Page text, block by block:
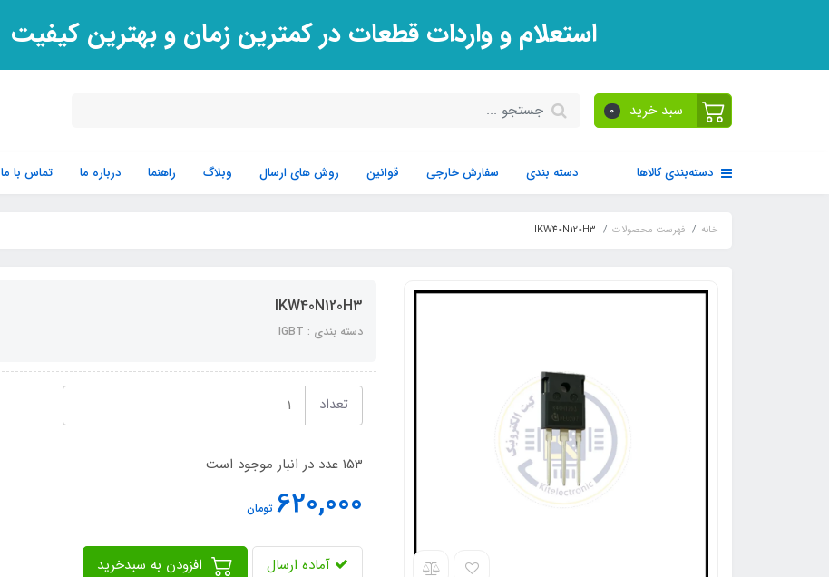
استعلام و واردات قطعات در کمترین زمان و بهترین کیفیت
سبد خرید 0
دسته‌بندی کالاها دسته بندی سفارش خارجی قوانین روش های ارسال وبلاگ راهنما درباره ما تماس با ما
خانه فهرست محصولات IKW40N120H3
IKW40N120H3
دسته بندی : IGBT
تعداد
153 عدد در انبار موجود است
620,000تومان
آماده ارسال